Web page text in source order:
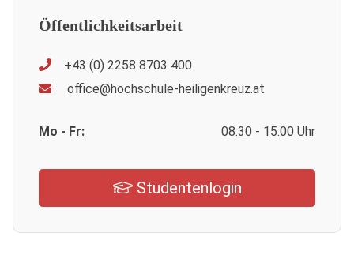
Öffentlichkeitsarbeit
+43 (0) 2258 8703 400
office@hochschule-heiligenkreuz.at
Mo - Fr: 08:30 - 15:00 Uhr
Studentenlogin